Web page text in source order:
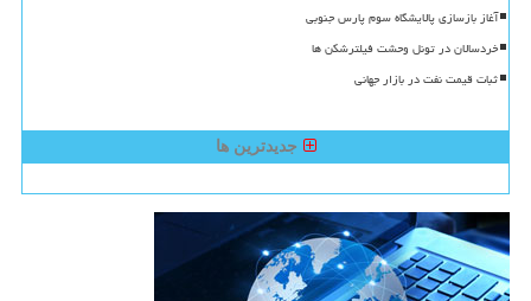
آغاز بازسازی پالایشگاه سوم پارس جنوبی
خردسالان در تونل وحشت فیلترشکن ها
ثبات قیمت نفت در بازار جهانی
جدیدترین ها